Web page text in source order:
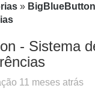
»
- Sistema
11 meses atrás